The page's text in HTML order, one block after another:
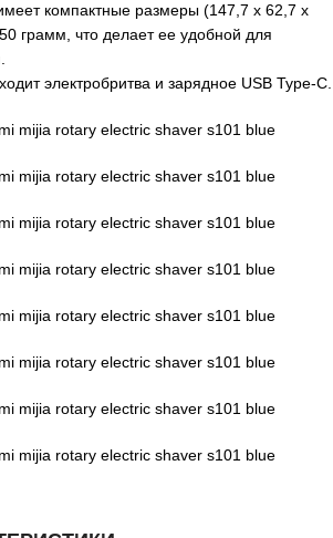
компактные размеры (147,7 х 62,7 х
грамм, что делает ее удобной для
электробритва и зарядное USB Type-C.